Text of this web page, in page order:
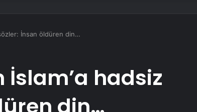
sözler: İnsan öldüren din…
İslam’a hadsiz
din…